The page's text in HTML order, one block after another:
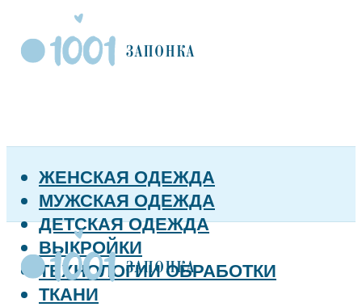
ЖЕНСКАЯ ОДЕЖДА
МУЖСКАЯ ОДЕЖДА
ДЕТСКАЯ ОДЕЖДА
ВЫКРОЙКИ
ТЕХНОЛОГИИ ОБРАБОТКИ
ТКАНИ